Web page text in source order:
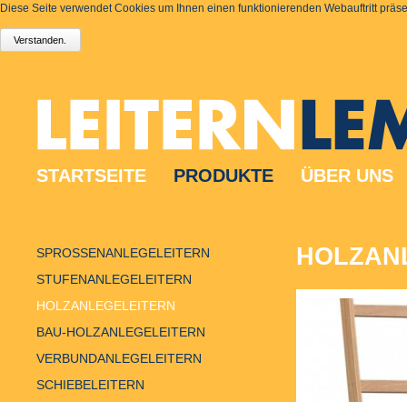
Diese Seite verwendet Cookies um Ihnen einen funktionierenden Webauftritt
STARTSEITE PRODUKTE ÜBER UNS
SPROSSENANLEGELEITERN
STUFENANLEGELEITERN
HOLZANLEGELEITERN
BAU-HOLZANLEGELEITERN
VERBUNDANLEGELEITERN
SCHIEBELEITERN